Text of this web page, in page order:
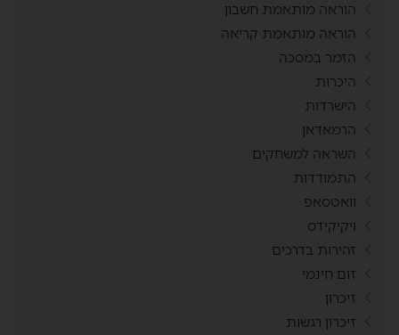
הוראה מותאמת חשבון
הוראה מותאמת קריאה
הזמר במסכה
היכרות
הישרדות
הרמאדאן
השראה למשחקים
התמודדות
וואטסאפ
ויקיקידס
זהירות בדרכים
זום חינמי
זיכרון
זיכרון רגשות